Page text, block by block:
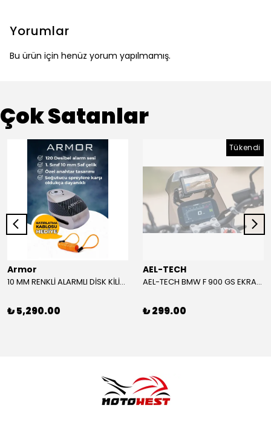
Yorumlar
Bu ürün için henüz yorum yapılmamış.
Çok Satanlar
Armor
10 MM RENKLİ ALARMLI DİSK KİLİDİ YENİ VERSİYON
₺ 5,290.00
Tükendi
AEL-TECH
AEL-TECH BMW F 900 GS EKRAN/GÖSTERGE KORUYUCU 2024-2025
₺ 299.00